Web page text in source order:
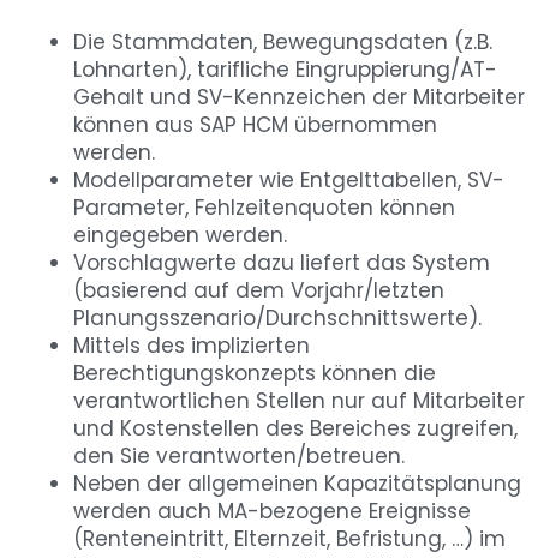
Die Stammdaten, Bewegungsdaten (z.B.
Lohnarten), tarifliche Eingruppierung/AT-
Gehalt und SV-Kennzeichen der Mitarbeiter
können aus SAP HCM übernommen
werden.
Modellparameter wie Entgelttabellen, SV-
Parameter, Fehlzeitenquoten können
eingegeben werden.
Vorschlagwerte dazu liefert das System
(basierend auf dem Vorjahr/letzten
Planungsszenario/Durchschnittswerte).
Mittels des implizierten
Berechtigungskonzepts können die
verantwortlichen Stellen nur auf Mitarbeiter
und Kostenstellen des Bereiches zugreifen,
den Sie verantworten/betreuen.
Neben der allgemeinen Kapazitätsplanung
werden auch MA-bezogene Ereignisse
(Renteneintritt, Elternzeit, Befristung, …) im